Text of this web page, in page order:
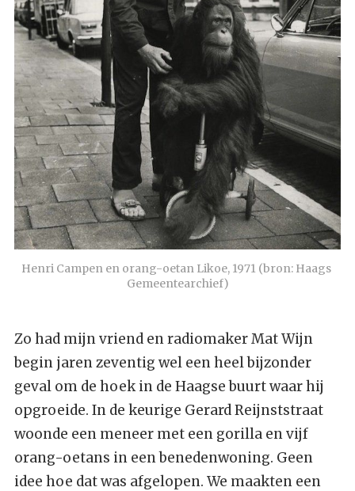
Henri Campen en orang-oetan Likoe, 1971 (bron: Haags
Gemeentearchief)
Zo had mijn vriend en radiomaker Mat Wijn
begin jaren zeventig wel een heel bijzonder
geval om de hoek in de Haagse buurt waar hij
opgroeide. In de keurige Gerard Reijnststraat
woonde een meneer met een gorilla en vijf
orang-oetans in een benedenwoning. Geen
idee hoe dat was afgelopen. We maakten een